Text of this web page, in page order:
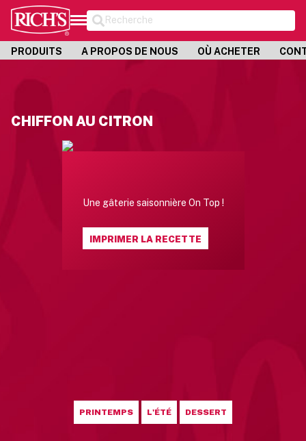
Recherche
PRODUITS A PROPOS DE NOUS OÙ ACHETER
CHIFFON AU CITRON
Une gâterie saisonnière On Top !
IMPRIMER LA RECETTE
PRINTEMPS L'ÉTÉ DESSERT